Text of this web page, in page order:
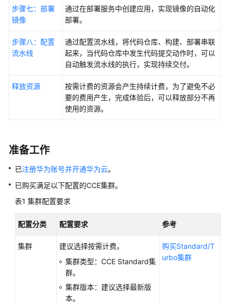
使
快
速
基
代
码
发
流
线
用
步骤七：部署
镜像
通过在部署服务中创建应用，实现镜像的自动化
部署。
步骤八：配置
流水线
通过配置流水线，将代码仓库、构建、部署串联
起来，当代码仓库中发生代码提交动作时，可以
自动触发流水线的执行，实现持续交付。
释放资源
按需计费的资源会产生持续计费，为了避免不必
要的费用产生，完成体验后，可以释放部分不再
使用的资源。
准备工作
已注册华为账号并开通华为云。
已购买满足以下配置的CCE集群。
表1 集群配置要求
配置分类 配置要求 参考
集群
建议选择按需计费。
集群类型：CCE Standard集
群。
集群版本：建议选择最新版
本。
购买Standard/T
urbo集群